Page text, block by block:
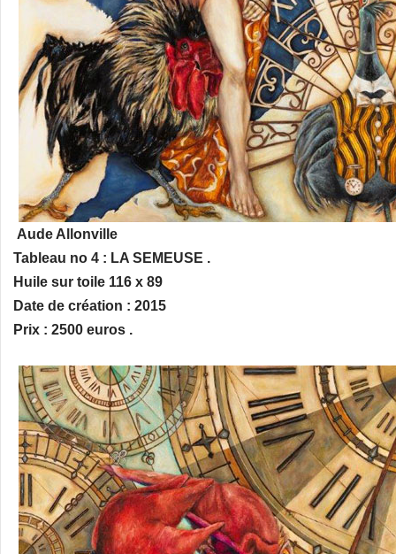
Aude Allonville
Tableau no 4 : LA SEMEUSE .
Huile sur toile 116 x 89
Date de création : 2015
Prix : 2500 euros .